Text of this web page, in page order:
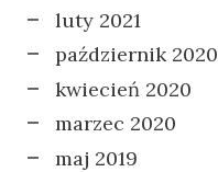
luty 2021
październik 2020
kwiecień 2020
marzec 2020
maj 2019